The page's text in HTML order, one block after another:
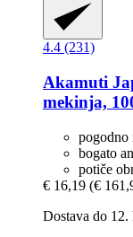
4.4 (231)
Akamuti
mekinja,
pogodno
bogato
potiče
€ 16,19 (€
Dostava do 12.